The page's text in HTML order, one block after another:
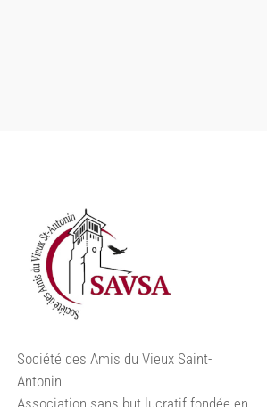
Société des Amis du Vieux Saint-
Antonin
Association sans but lucratif fondée en